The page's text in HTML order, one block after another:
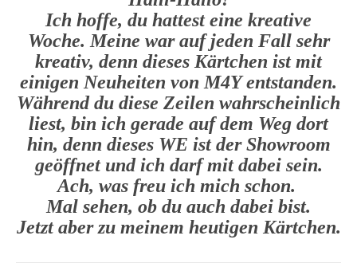
Ich hoffe, du hattest eine kreative
Woche. Meine war auf jeden Fall sehr
kreativ, denn dieses Kärtchen ist mit
einigen Neuheiten von M4Y entstanden.
Während du diese Zeilen wahrscheinlich
liest, bin ich gerade auf dem Weg dort
hin, denn dieses WE ist der Showroom
geöffnet und ich darf mit dabei sein.
Ach, was freu ich mich schon.
Mal sehen, ob du auch dabei bist.
Jetzt aber zu meinem heutigen Kärtchen.